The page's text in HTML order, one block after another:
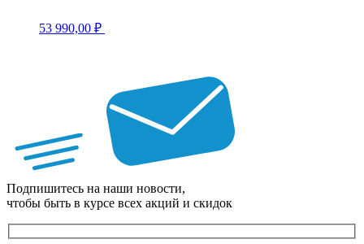
53 990,00 ₽
Подпишитесь на наши новости,
чтобы быть в курсе всех акций и скидок